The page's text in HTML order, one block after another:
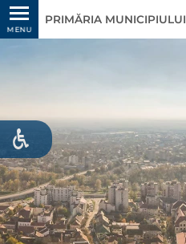
MENU
PRIMĂRIA MUNICIPIULUI